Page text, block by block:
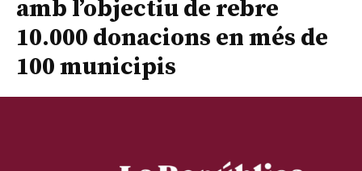
amb l’objectiu de rebre
10.000 donacions en més de
100 municipis